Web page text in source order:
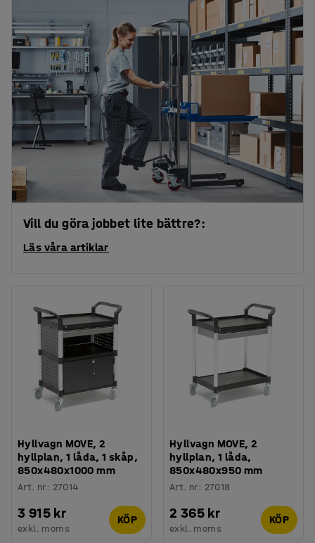
Vill du göra jobbet lite bättre?:
Läs våra artiklar
Hyllvagn MOVE, 2
hyllplan, 1 låda, 1 skåp,
850x480x1000 mm
Art. nr: 27014
3 915 kr
exkl. moms
KÖP
Hyllvagn MOVE, 2
hyllplan, 1 låda,
850x480x950 mm
Art. nr: 27018
2 365 kr
exkl. moms
KÖP